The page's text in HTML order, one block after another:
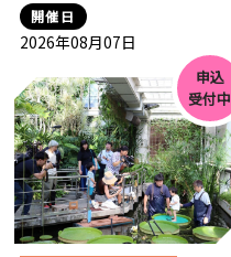
開催日
2026年08月07日
申込
受付中